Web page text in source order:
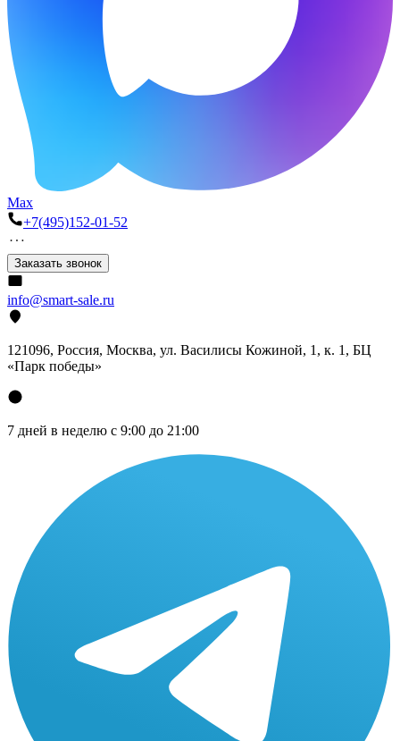
Max
+7(495)152-01-52
Заказать звонок
info@smart-sale.ru
121096, Россия, Москва, ул. Василисы Кожиной, 1, к. 1, БЦ
«Парк победы»
7 дней в неделю с 9:00 до 21:00